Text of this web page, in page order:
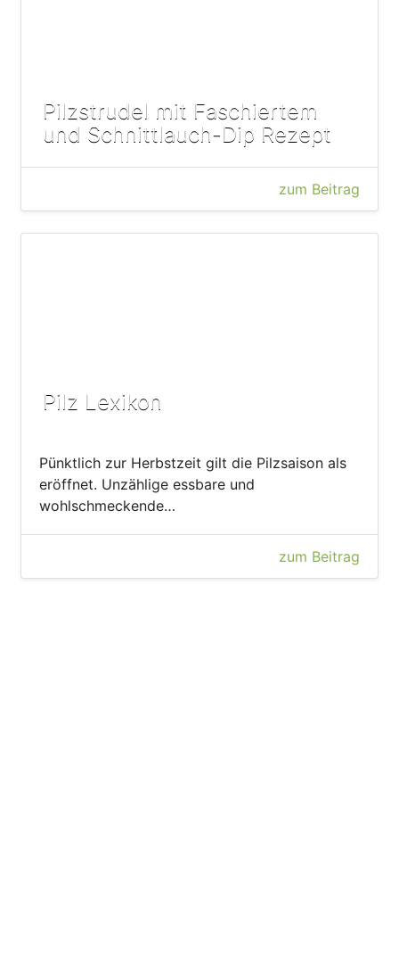
Pilzstrudel mit Faschiertem
und Schnittlauch-Dip Rezept
zum Beitrag
Pilz Lexikon
Pünktlich zur Herbstzeit gilt die Pilzsaison als
eröffnet. Unzählige essbare und
wohlschmeckende…
zum Beitrag